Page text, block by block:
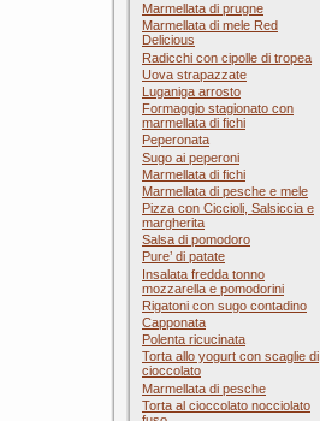
Marmellata di prugne
Marmellata di mele Red
Delicious
Radicchi con cipolle di tropea
Uova strapazzate
Luganiga arrosto
Formaggio stagionato con
marmellata di fichi
Peperonata
Sugo ai peperoni
Marmellata di fichi
Marmellata di pesche e mele
Pizza con Ciccioli, Salsiccia e
margherita
Salsa di pomodoro
Pure’ di patate
Insalata fredda tonno
mozzarella e pomodorini
Rigatoni con sugo contadino
Capponata
Polenta ricucinata
Torta allo yogurt con scaglie di
cioccolato
Marmellata di pesche
Torta al cioccolato nocciolato